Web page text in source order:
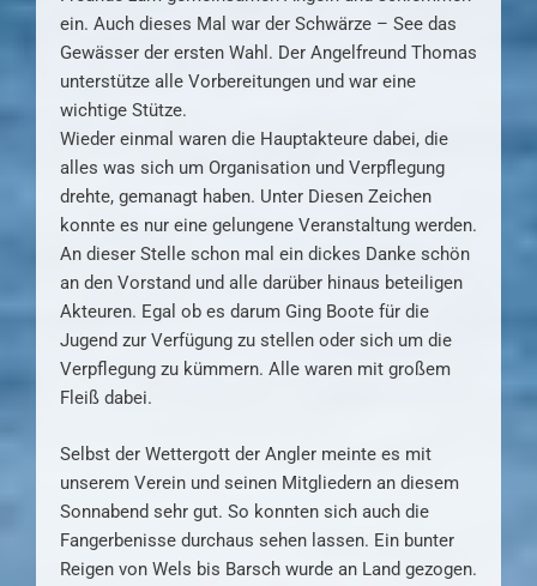
ein. Auch dieses Mal war der Schwärze – See das
Gewässer der ersten Wahl. Der Angelfreund Thomas
unterstütze alle Vorbereitungen und war eine
wichtige Stütze.
Wieder einmal waren die Hauptakteure dabei, die
alles was sich um Organisation und Verpflegung
drehte, gemanagt haben. Unter Diesen Zeichen
konnte es nur eine gelungene Veranstaltung werden.
An dieser Stelle schon mal ein dickes Danke schön
an den Vorstand und alle darüber hinaus beteiligen
Akteuren. Egal ob es darum Ging Boote für die
Jugend zur Verfügung zu stellen oder sich um die
Verpflegung zu kümmern. Alle waren mit großem
Fleiß dabei.
Selbst der Wettergott der Angler meinte es mit
unserem Verein und seinen Mitgliedern an diesem
Sonnabend sehr gut. So konnten sich auch die
Fangerbenisse durchaus sehen lassen. Ein bunter
Reigen von Wels bis Barsch wurde an Land gezogen.